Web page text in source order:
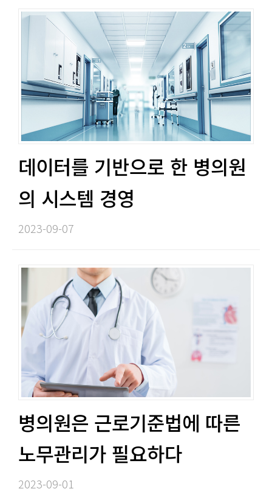
데이터를 기반으로 한 병의원
의 시스템 경영 ​​
2023-09-07​
병의원은 근로기준법에 따른
노무관리가 필요하다​​
2023-09-01​